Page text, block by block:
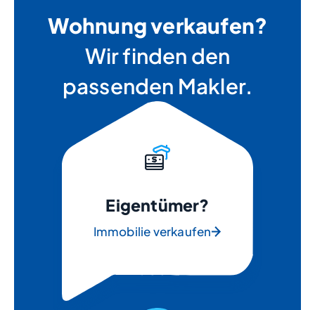
Wohnung verkaufen?
Wir finden den
passenden Makler.
Eigentümer?
Immobilie verkaufen